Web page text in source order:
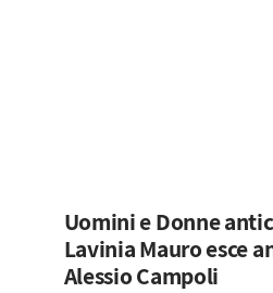
Uomini e Donne
Lavinia Mauro esce
Alessio Campoli